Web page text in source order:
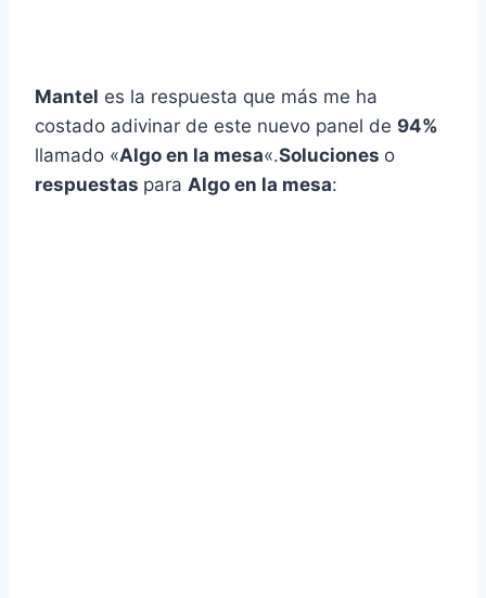
Mantel es la respuesta que más me ha
costado adivinar de este nuevo panel de 94%
llamado «Algo en la mesa«.Soluciones o
respuestas para Algo en la mesa: